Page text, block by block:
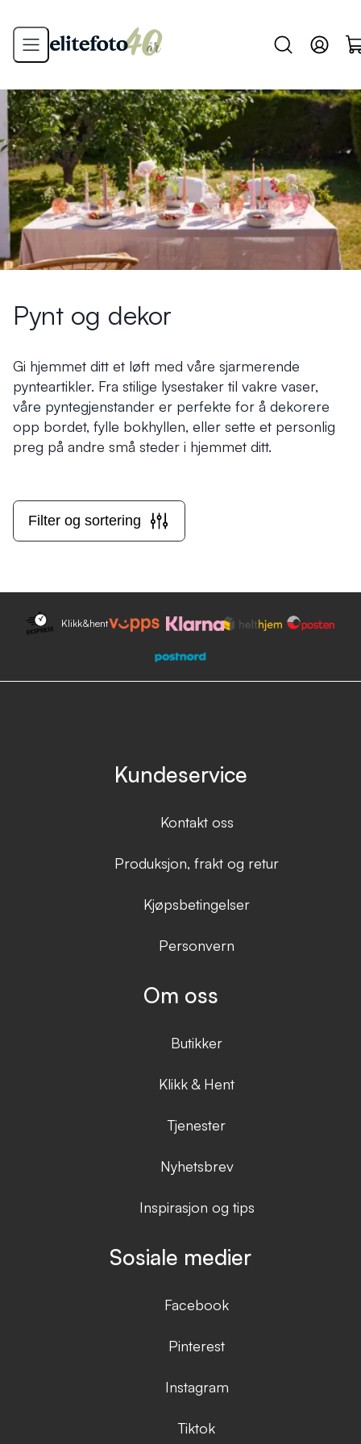
Pynt og dekor
Gi hjemmet ditt et løft med våre sjarmerende
pynteartikler. Fra stilige lysestaker til vakre vaser,
våre pyntegjenstander er perfekte for å dekorere
opp bordet, fylle bokhyllen, eller sette et personlig
preg på andre små steder i hjemmet ditt.
Filter og sortering
Klikk&hent
Kundeservice
Kontakt oss
Produksjon, frakt og retur
Kjøpsbetingelser
Personvern
Om oss
Butikker
Klikk & Hent
Tjenester
Nyhetsbrev
Inspirasjon og tips
Sosiale medier
Facebook
Pinterest
Instagram
Tiktok